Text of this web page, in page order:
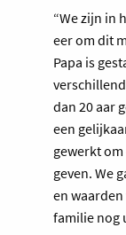
“We zijn in
eer om dit
Papa is
dan 20 aar
een
gewerkt
geven. We
en
familie nog